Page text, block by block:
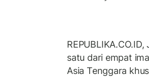
satu dari empat
Asia Tenggara